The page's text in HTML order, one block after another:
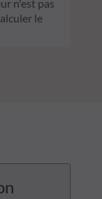
n'est pas
le